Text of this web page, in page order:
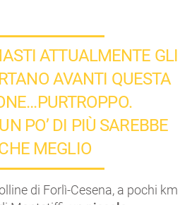
ATTUALMENTE GLI
AVANTI QUESTA
PO’ DI PIÙ SAREBBE
MEGLIO
di Forlì-Cesena, a pochi km